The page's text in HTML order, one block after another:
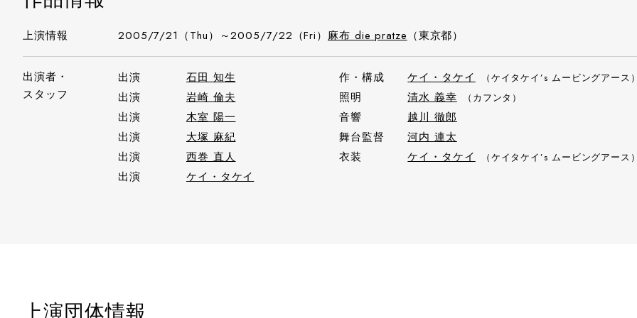
上演情報 2005/7/21（Thu）～2005/7/22（Fri）麻布 die pratze （東京都）
出演者・
スタッフ
出演
石田 知生
出演
岩崎 倫夫
出演
木室 陽一
出演
大塚 麻紀
出演
西巻 直人
出演
ケイ・タケイ
作・構成 ケイ・タケイ （ケイタケイ’s ムービングアース
照明 清水 義幸 （カフンタ）
音響
越川 徹郎
舞台監督
河内 連太
衣装
ケイ・タケイ （ケイタケイ’s ムービングアース
上演団体情報